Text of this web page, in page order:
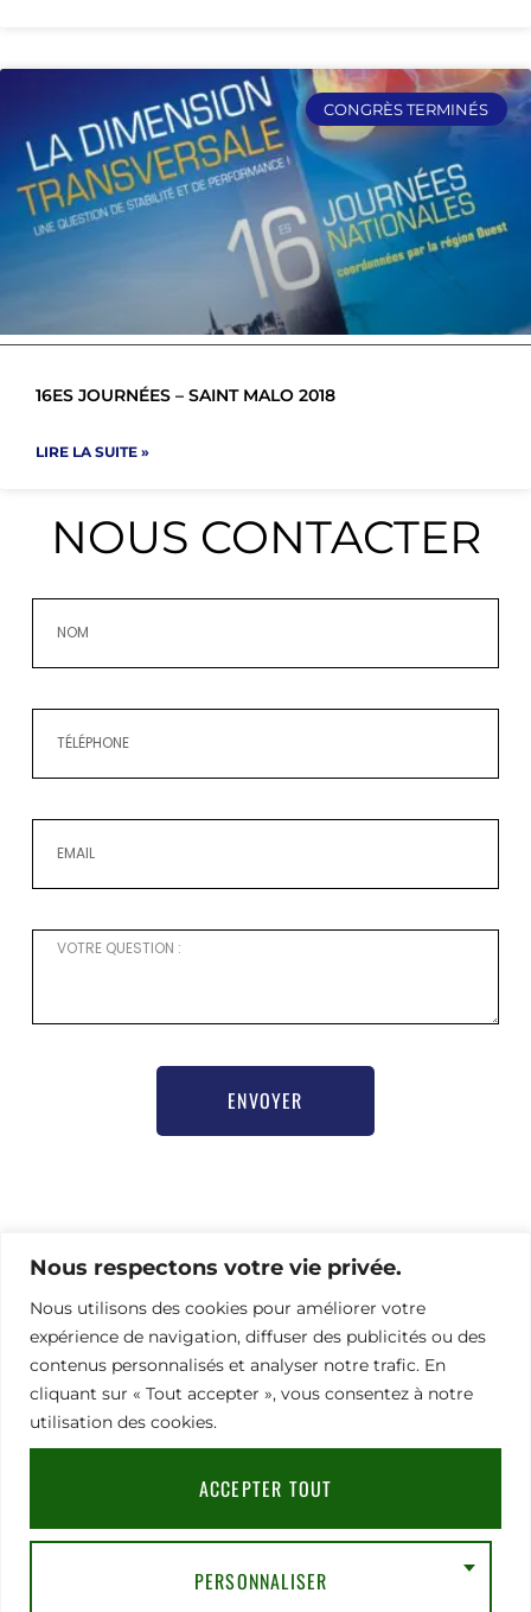
Nous respectons votre vie privée.
Nous utilisons des cookies pour améliorer votre
expérience de navigation, diffuser des publicités ou des
contenus personnalisés et analyser notre trafic. En
cliquant sur « Tout accepter », vous consentez à notre
utilisation des cookies.
PERSONNALISER
ACCEPTER TOUT
CONGRÈS TERMINÉS
16ES JOURNÉES – SAINT MALO 2018
LIRE LA SUITE »
NOUS CONTACTER
ENVOYER
pour vous inscrire,
Nathalie Hamel bioprogsbr@gmail.com TEL : +33 6 23
08 79 66
Adresse
91
Saint-
Mentions légales